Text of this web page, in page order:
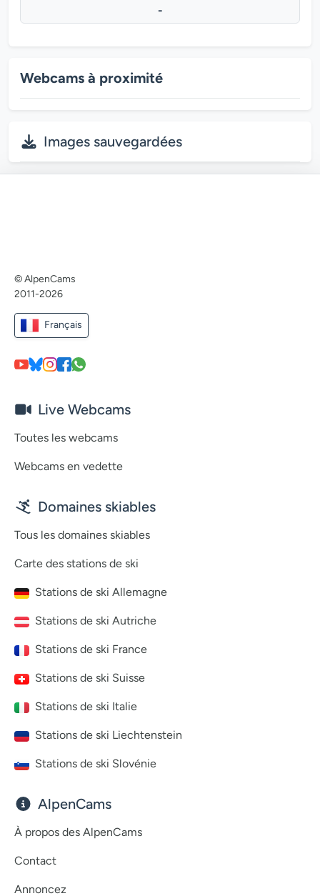
-
Webcams à proximité
Images sauvegardées
© AlpenCams
2011-2026
Français
Live Webcams
Toutes les webcams
Webcams en vedette
Domaines skiables
Tous les domaines skiables
Carte des stations de ski
Stations de ski Allemagne
Stations de ski Autriche
Stations de ski France
Stations de ski Suisse
Stations de ski Italie
Stations de ski Liechtenstein
Stations de ski Slovénie
AlpenCams
À propos des AlpenCams
Contact
Annoncez